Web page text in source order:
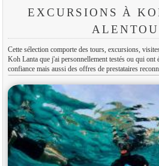
EXCURSIONS À
Cette sélection comporte des tours, excursions,
Koh Lanta que j'ai personnellement testés ou qui ont
confiance mais aussi des offres de prestataires